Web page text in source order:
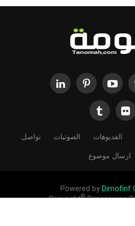
الفديوهات الصوتيات تواصل
ارسال موضوع
Powered by Dimofinf
Copyright©Dimensions